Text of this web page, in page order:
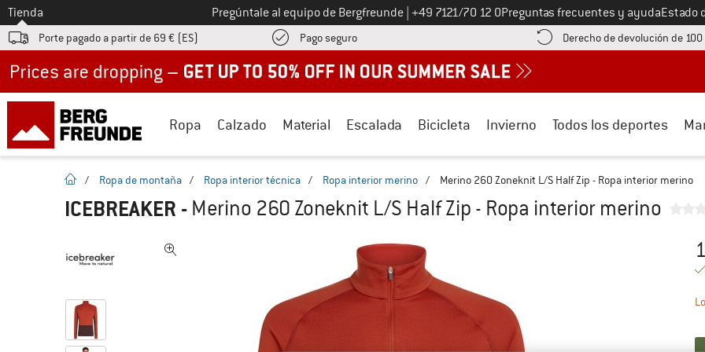
A la
Tienda Pregúntale al equipo de Bergfreunde Llámenos al
+49 7121/70 12 0Preguntas frecuentes y ayudaEstado
Porte pagado a partir de 69 € (ES) Pago seguro¡encuentre información sobre el pago aquí! Se abre en una ventana de
Derecho de devolución de
Ropa Calzado Material Escalada Bicicleta Invierno Todos los deportes
la pagina de inicio
/ Ropa de montaña / Ropa interior técnica / Ropa interior merino / Merino 260 Zoneknit L/S Half Zip - Ropa interior merino
ICEBREAKER - Merino 260 Zoneknit L/S Half Zip - Ropa interior merino